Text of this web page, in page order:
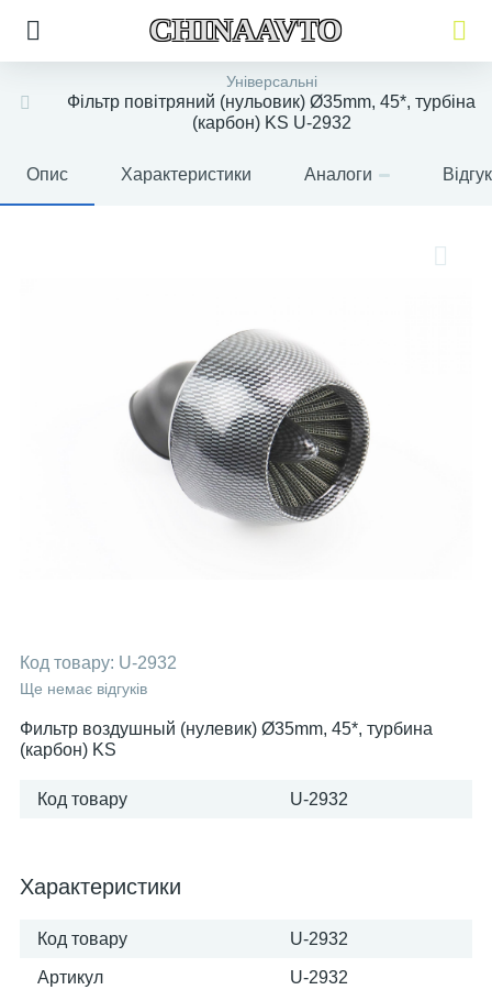
CHINAAVTO
Універсальні
Фільтр повітряний (нульовик) Ø35mm, 45*, турбіна
(карбон) KS U-2932
Опис Характеристики Аналоги
Код товару: U-2932
Ще немає відгуків
Фильтр воздушный (нулевик) Ø35mm, 45*, турбина
(карбон) KS
Код товару U-2932
Характеристики
Код товару U-2932
Артикул U-2932